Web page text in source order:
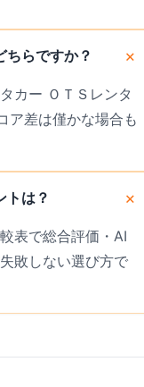
らですか？
カー ＯＴＳレンタ
ア差は僅かな場合も
トは？
表で総合評価・AI
敗しない選び方で